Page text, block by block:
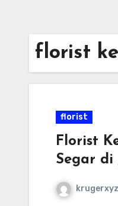
florist
florist
Florist
Segar di